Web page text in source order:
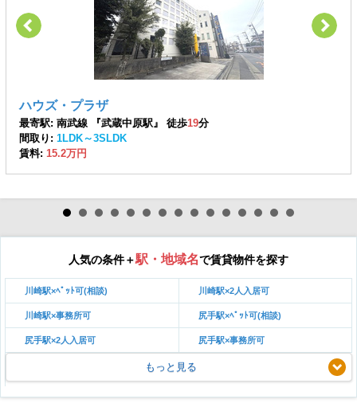
ハウズ・プラザ
最寄駅: 南武線 『武蔵中原駅』 徒歩19分
間取り: 1LDK～3SLDK
賃料: 15.2万円
人気の条件＋駅・地域名で賃貸物件を探す
川崎駅×ﾍﾟｯﾄ可(相談) 川崎駅×2人入居可
川崎駅×事務所可 尻手駅×ﾍﾟｯﾄ可(相談)
尻手駅×2人入居可 尻手駅×事務所可
もっと見る